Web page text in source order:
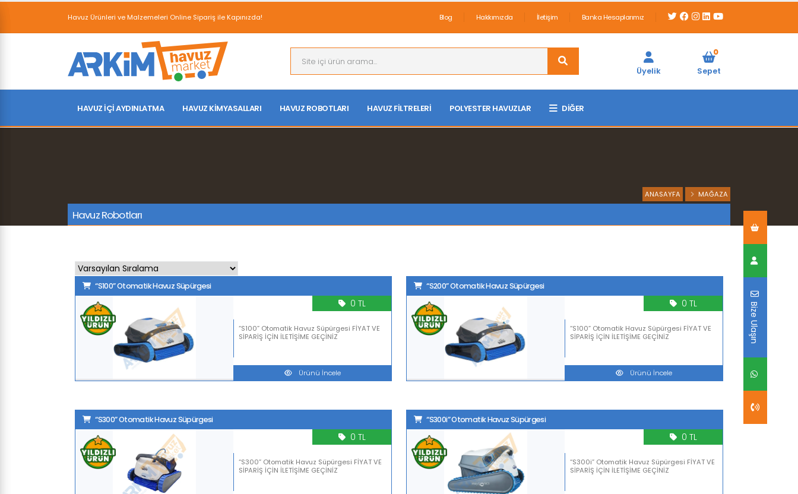
Havuz Ürünleri ve Malzemeleri Online Sipariş ile Kapınızda! Blog Hakkımızda İletişim Banka Hesaplarımız
Üyelik
0
Sepet
HAVUZ İÇI AYDINLATMA HAVUZ KIMYASALLARI HAVUZ ROBOTLARI HAVUZ FILTRELERI POLYESTER HAVUZLAR DIĞER
Bize Ulaşın
ANASAYFA MAĞAZA
Havuz Robotları
“S100” Otomatik Havuz Süpürgesi
“S100” Otomatik Havuz Süpürgesi FİYAT VE
SİPARİŞ İÇİN İLETİŞİME GEÇİNİZ
0 TL
Ürünü İncele
“S200” Otomatik Havuz Süpürgesi
“S100” Otomatik Havuz Süpürgesi FİYAT VE
SİPARİŞ İÇİN İLETİŞİME GEÇİNİZ
0 TL
Ürünü İncele
“S300” Otomatik Havuz Süpürgesi
“S300” Otomatik Havuz Süpürgesi FİYAT VE
SİPARİŞ İÇİN İLETİŞİME GEÇİNİZ
0 TL
“S300i” Otomatik Havuz Süpürgesi
“S300i” Otomatik Havuz Süpürgesi FİYAT VE
SİPARİŞ İÇİN İLETİŞİME GEÇİNİZ
0 TL